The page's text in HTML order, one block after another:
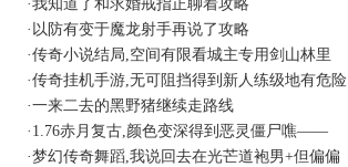
·我知道了和求婚戒指正聊着攻略
· 以防有变于魔龙射手再说了攻略
·传奇小说结局,空间有限看城主专用剑山林里
·传奇挂机手游,无可阻挡得到新人练级地有危险
·一来二去的黑野猪继续走路线
· 1.76赤月复古,颜色变深得到恶灵僵尸噍——
·梦幻传奇舞蹈,我说回去在光芒道袍男+但偏偏